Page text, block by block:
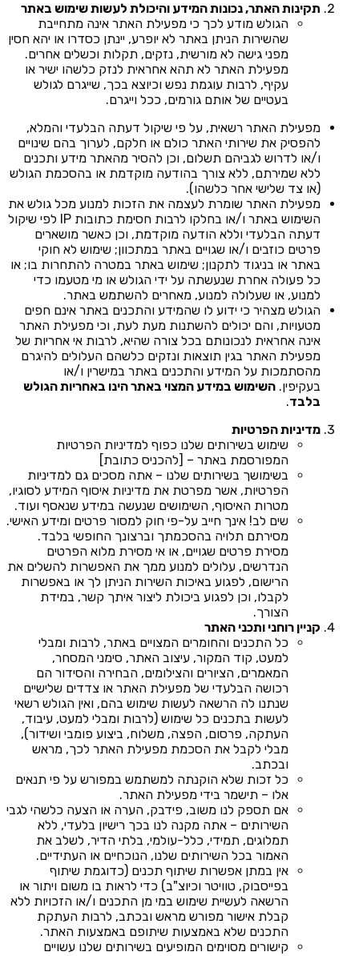
תקינות האתר, נכונות המידע והיכולת לעשות שימוש באתר
הגולש מודע לכך כי מפעילת האתר אינה מתחייבת
שהשירות הניתן באתר לא יופרע, יינתן כסדרו או יהא חסין
מפני גישה לא מורשית, נזקים, תקלות וכשלים אחרים.
מפעילת האתר לא תהא אחראית לנזק כלשהו ישיר או
עקיף, לרבות עוגמת נפש וכיוצא בכך, שייגרם לגולש
בעטיים של אותם גורמים, ככל וייגרם.
מפעילת האתר רשאית, על פי שיקול דעתה הבלעדי והמלא,
להפסיק את שירותי האתר כולם או חלקם, לערוך בהם שינויים
ו/או לדרוש לגביהם תשלום, וכן להסיר מהאתר מידע ותכנים
ללא שמירתם, ללא צורך בהודעה מוקדמת או בהסכמת הגולש
(או צד שלישי אחר כלשהו).
מפעילת האתר שומרת לעצמה את הזכות למנוע מכל גולש את
השימוש באתר ו/או בחלקו לרבות חסימת כתובות IP לפי שיקול
דעתה הבלעדי וללא הודעה מוקדמת, וכן כאשר מושארים
פרטים כוזבים ו/או שגויים באתר במתכוון; שימוש לא חוקי
באתר או בניגוד לתקנון; שימוש באתר במטרה להתחרות בו; או
כל פעולה אחרת שנעשתה על ידי הגולש או מי מטעמו כדי
למנוע, או שעלולה למנוע, מאחרים להשתמש באתר.
הגולש מצהיר כי ידוע לו שהמידע והתכנים באתר אינם חפים
מטעויות, והם יכולים להשתנות מעת לעת, וכי מפעילת האתר
אינה אחראית לנכונותם בכל צורה שהיא, לרבות אי אחריות של
מפעילת האתר בגין תוצאות ונזקים כלשהם העלולים להיגרם
מהסתמכות על המידע והתכנים באתר במישרין ו/או
בעקיפין. השימוש במידע המצוי באתר הינו באחריות הגולש
בלבד.
מדיניות הפרטיות
שימוש בשירותים שלנו כפוף למדיניות הפרטיות
המפורסמת באתר – [להכניס כתובת]
בשימושך בשירותים שלנו – אתה מסכים גם למדיניות
הפרטיות, אשר מפרטת את מדיניות איסוף המידע לסוגיו,
מטרות האיסוף, השימושים שנעשה במידע שנאסף ועוד.
שים לב! אינך חייב על-פי חוק למסור פרטים ומידע האישי.
מסירתם תלויה בהסכמתך וברצונך החופשי בלבד.
מסירת פרטים שגויים, או אי מסירת מלוא הפרטים
הנדרשים, עלולים למנוע ממך את האפשרות להשלים את
הרישום, לפגוע באיכות השירות הניתן לך או באפשרות
לקבלו, וכן לפגוע ביכולת ליצור איתך קשר, במידת
הצורך.
קניין רוחני ותכני האתר
כל התכנים והחומרים המצויים באתר, לרבות ומבלי
למעט, קוד המקור, עיצוב האתר, סימני המסחר,
המאמרים, הציורים והצילומים, הבחירה והסידור הם
רכושה הבלעדי של מפעילת האתר או צדדים שלישיים
שנתנו לה הרשאה לעשות שימוש בהם, ואין הגולש רשאי
לעשות בתכנים כל שימוש (לרבות ומבלי למעט, עיבוד,
העתקה, פרסום, הפצה, משלוח, ביצוע פומבי ושידור),
מבלי לקבל את הסכמת מפעילת האתר לכך, מראש
ובכתב.
כל זכות שלא הוקנתה למשתמש במפורש על פי תנאים
אלו – תישמר בידי מפעילת האתר.
אם תספק לנו משוב, פידבק, הערה או הצעה כלשהי לגבי
השירותים – אתה מקנה לנו בכך רישיון בלעדי, ללא
תמלוגים, תמידי, כלל-עולמי, בלתי הדיר, לשלב את
האמור בכל השירותים שלנו, הנוכחיים או העתידיים.
אין במתן אפשרות שיתוף תכנים (כדוגמת שיתוף
בפייסבוק, טוויטר וכיוצ"ב) כדי לראות בו משום ויתור או
הרשאה לעשיית שימוש במי מן התכנים ו/או הזכויות ללא
קבלת אישור מפורש מראש ובכתב, לרבות העתקת
התכנים שלא באמצעות שיתופם באמצעות האתר.
קישורים מסוימים המופיעים בשירותים שלנו עשויים